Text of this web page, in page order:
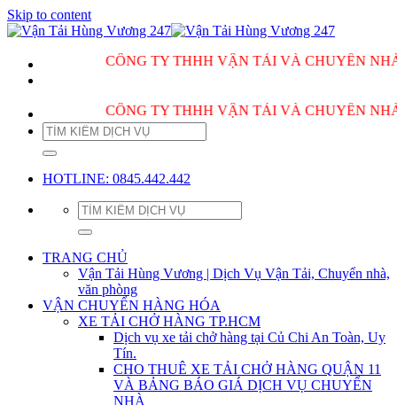
Skip to content
CÔNG TY THHH VẬN TẢI VÀ CHUYỂN NHÀ
CÔNG TY THHH VẬN TẢI VÀ CHUYỂN NHÀ
HOTLINE: 0845.442.442
TRANG CHỦ
Vận Tải Hùng Vương | Dịch Vụ Vận Tải, Chuyển nhà,
văn phòng
VẬN CHUYỂN HÀNG HÓA
XE TẢI CHỞ HÀNG TP.HCM
Dịch vụ xe tải chở hàng tại Củ Chi An Toàn, Uy
Tín.
CHO THUÊ XE TẢI CHỞ HÀNG QUẬN 11
VÀ BẢNG BÁO GIÁ DỊCH VỤ CHUYỂN
NHÀ